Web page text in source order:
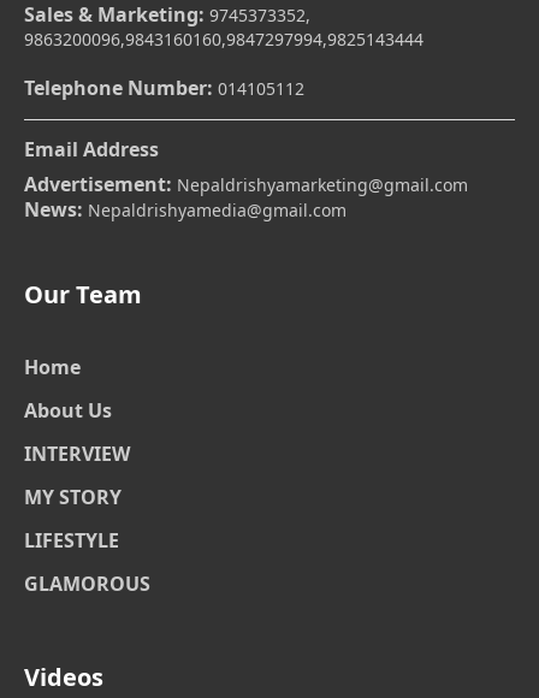
Sales & Marketing: 9745373352,
9863200096,9843160160,9847297994,9825143444
Telephone Number: 014105112
Email Address
Advertisement: Nepaldrishyamarketing@gmail.com
News: Nepaldrishyamedia@gmail.com
Our Team
Home
About Us
INTERVIEW
MY STORY
LIFESTYLE
GLAMOROUS
Videos